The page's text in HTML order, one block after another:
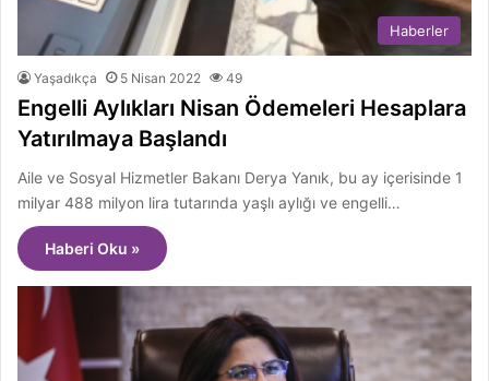
Haberler
Yaşadıkça 5 Nisan 2022 49
Engelli Aylıkları Nisan Ödemeleri Hesaplara
Yatırılmaya Başlandı
Aile ve Sosyal Hizmetler Bakanı Derya Yanık, bu ay içerisinde 1
milyar 488 milyon lira tutarında yaşlı aylığı ve engelli…
Haberi Oku »